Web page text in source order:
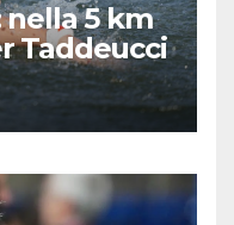
5 km
Taddeucci